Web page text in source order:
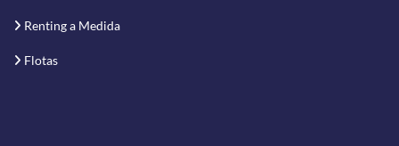
Renting a Medida
Flotas